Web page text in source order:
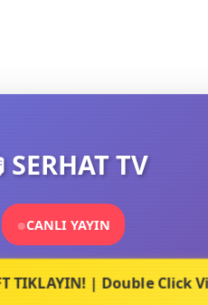
SERHAT TV
CANLI YAYIN
TIKLAYIN! | Double Click